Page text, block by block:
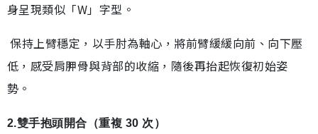
身呈現類似「W」字型。
保持上臂穩定，以手肘為軸心，將前臂緩緩向前、向下壓
低，感受肩胛骨與背部的收縮，隨後再抬起恢復初始姿
勢。
2.雙手抱頭開合（重複 30 次）